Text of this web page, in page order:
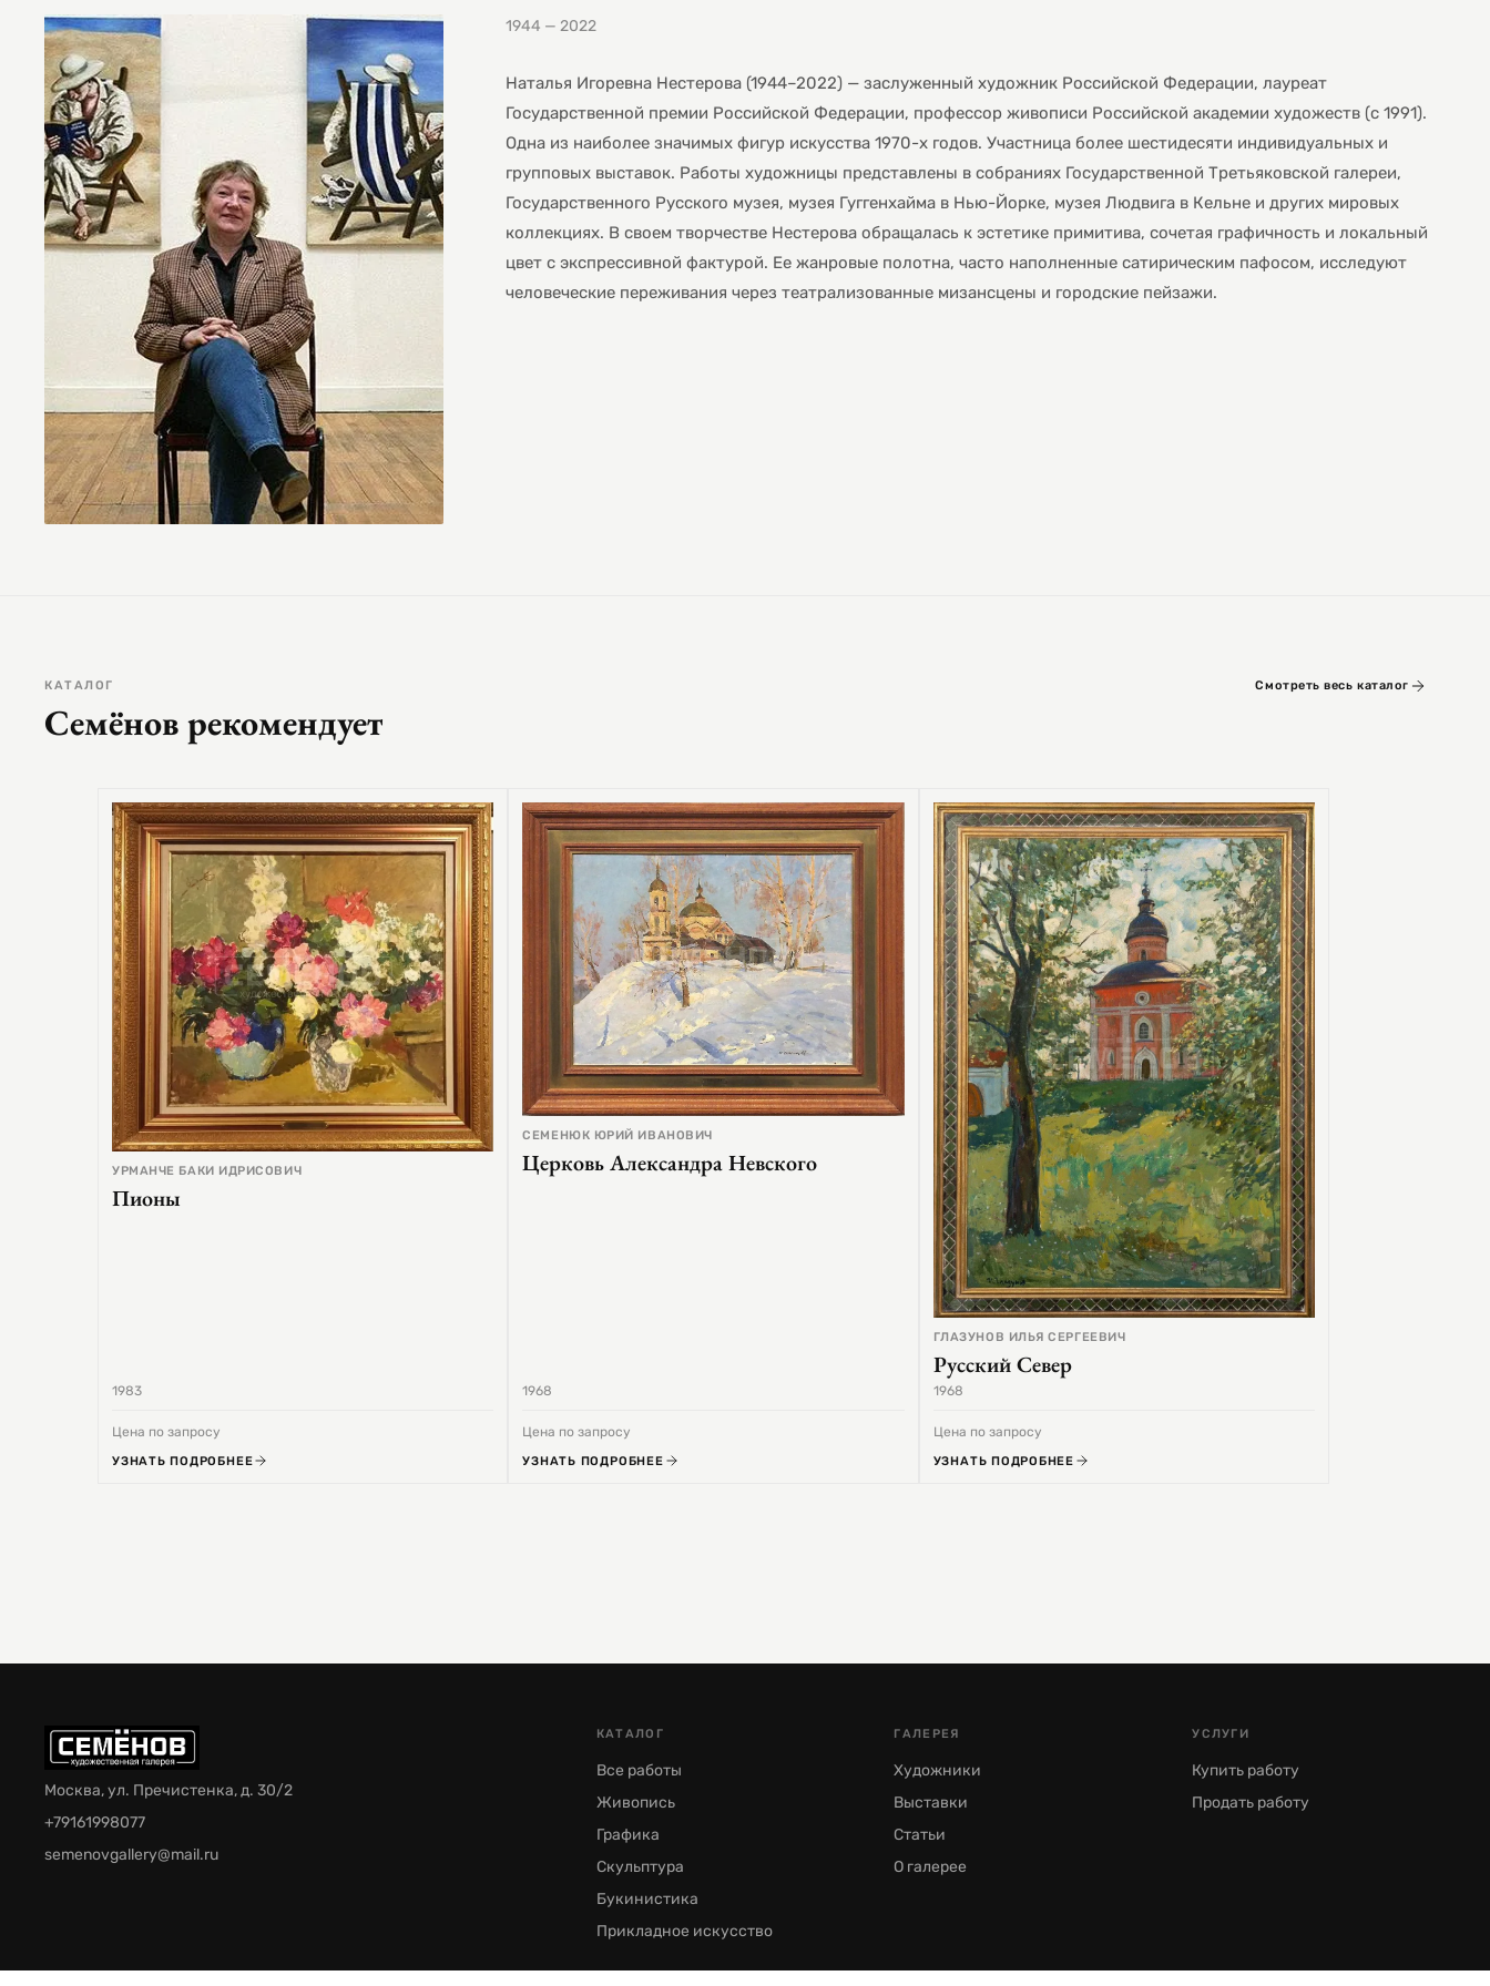
1944 — 2022
Наталья Игоревна Нестерова (1944–2022) — заслуженный художник Российской Федерации, лауреат
Государственной премии Российской Федерации, профессор живописи Российской академии художеств (с 1991).
Одна из наиболее значимых фигур искусства 1970-х годов. Участница более шестидесяти индивидуальных и
групповых выставок. Работы художницы представлены в собраниях Государственной Третьяковской галереи,
Государственного Русского музея, музея Гуггенхайма в Нью-Йорке, музея Людвига в Кельне и других мировых
коллекциях. В своем творчестве Нестерова обращалась к эстетике примитива, сочетая графичность и локальный
цвет с экспрессивной фактурой. Ее жанровые полотна, часто наполненные сатирическим пафосом, исследуют
человеческие переживания через театрализованные мизансцены и городские пейзажи.
КАТАЛОГ
Семёнов рекомендует
Смотреть весь каталог
УРМАНЧЕ БАКИ ИДРИСОВИЧ
Пионы
1983
Цена по запросу
УЗНАТЬ ПОДРОБНЕЕ
СЕМЕНЮК ЮРИЙ ИВАНОВИЧ
Церковь Александра Невского
1968
Цена по запросу
УЗНАТЬ ПОДРОБНЕЕ
ГЛАЗУНОВ ИЛЬЯ СЕРГЕЕВИЧ
Русский Север
1968
Цена по запросу
УЗНАТЬ ПОДРОБНЕЕ
Москва, ул. Пречистенка, д. 30/2
+79161998077
semenovgallery@mail.ru
КАТАЛОГ
Все работы
Живопись
Графика
Скульптура
Букинистика
Прикладное искусство
ГАЛЕРЕЯ
Художники
Выставки
Статьи
О галерее
УСЛУГИ
Купить работу
Продать работу